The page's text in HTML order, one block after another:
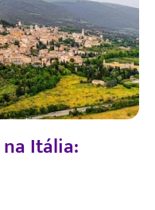
Itália: